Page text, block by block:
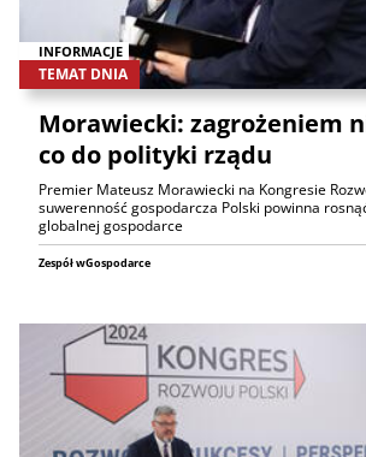
INFORMACJE
TEMAT DNIA
Morawiecki: zagrożeniem
co do polityki rządu
Premier Mateusz Morawiecki na Kongresie
suwerenność gospodarcza Polski powinna
globalnej gospodarce
Zespół wGospodarce